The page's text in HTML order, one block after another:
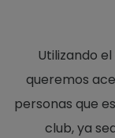
Utilizando
queremos
personas que
club, ya